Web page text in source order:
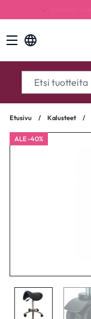
Etusivu / Kalusteet /
ALE -40%